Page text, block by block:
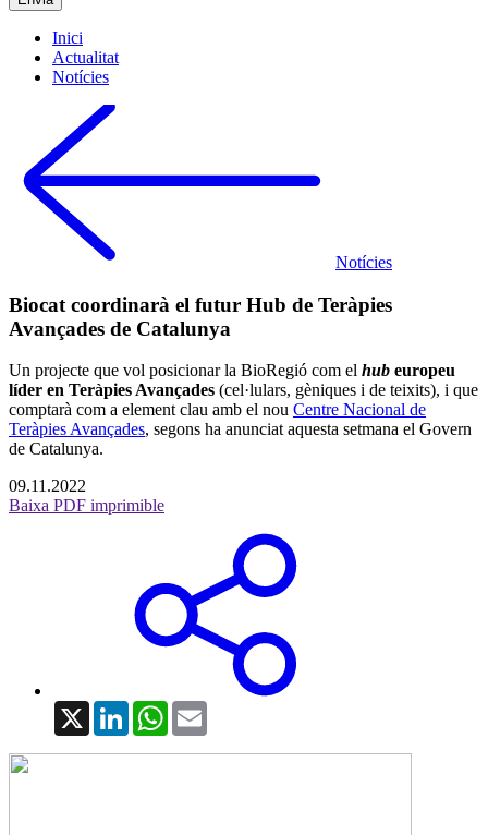
Inici
Actualitat
Notícies
Notícies
Biocat coordinarà el futur Hub de Teràpies
Avançades de Catalunya
Un projecte que vol posicionar la BioRegió com el hub europeu
líder en Teràpies Avançades (cel·lulars, gèniques i de teixits), i que
comptarà com a element clau amb el nou Centre Nacional de
Teràpies Avançades, segons ha anunciat aquesta setmana el Govern
de Catalunya.
09.11.2022
Baixa PDF imprimible
X LinkedInWhatsApp